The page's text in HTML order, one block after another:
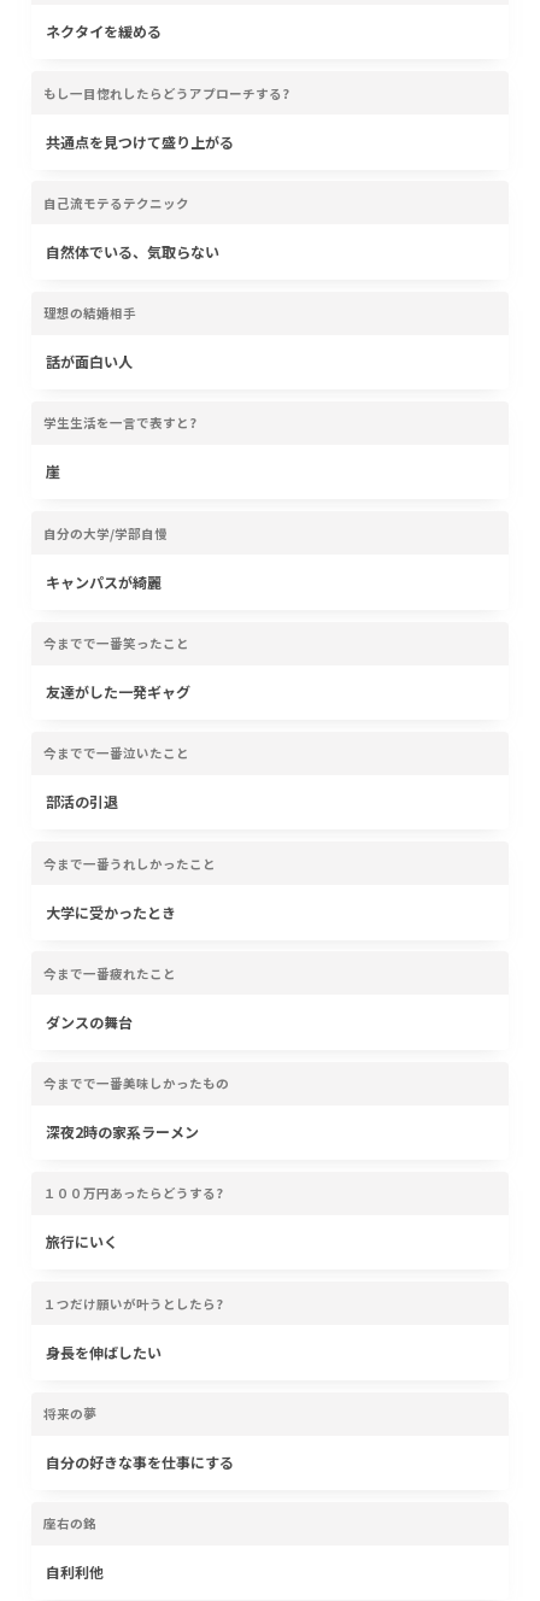
ネクタイを緩める
もし一目惚れしたらどうアプローチする?
共通点を見つけて盛り上がる
自己流モテるテクニック
自然体でいる、気取らない
理想の結婚相手
話が面白い人
学生生活を一言で表すと?
崖
自分の大学/学部自慢
キャンパスが綺麗
今までで一番笑ったこと
友達がした一発ギャグ
今までで一番泣いたこと
部活の引退
今まで一番うれしかったこと
大学に受かったとき
今まで一番疲れたこと
ダンスの舞台
今までで一番美味しかったもの
深夜2時の家系ラーメン
１００万円あったらどうする?
旅行にいく
１つだけ願いが叶うとしたら?
身長を伸ばしたい
将来の夢
自分の好きな事を仕事にする
座右の銘
自利利他